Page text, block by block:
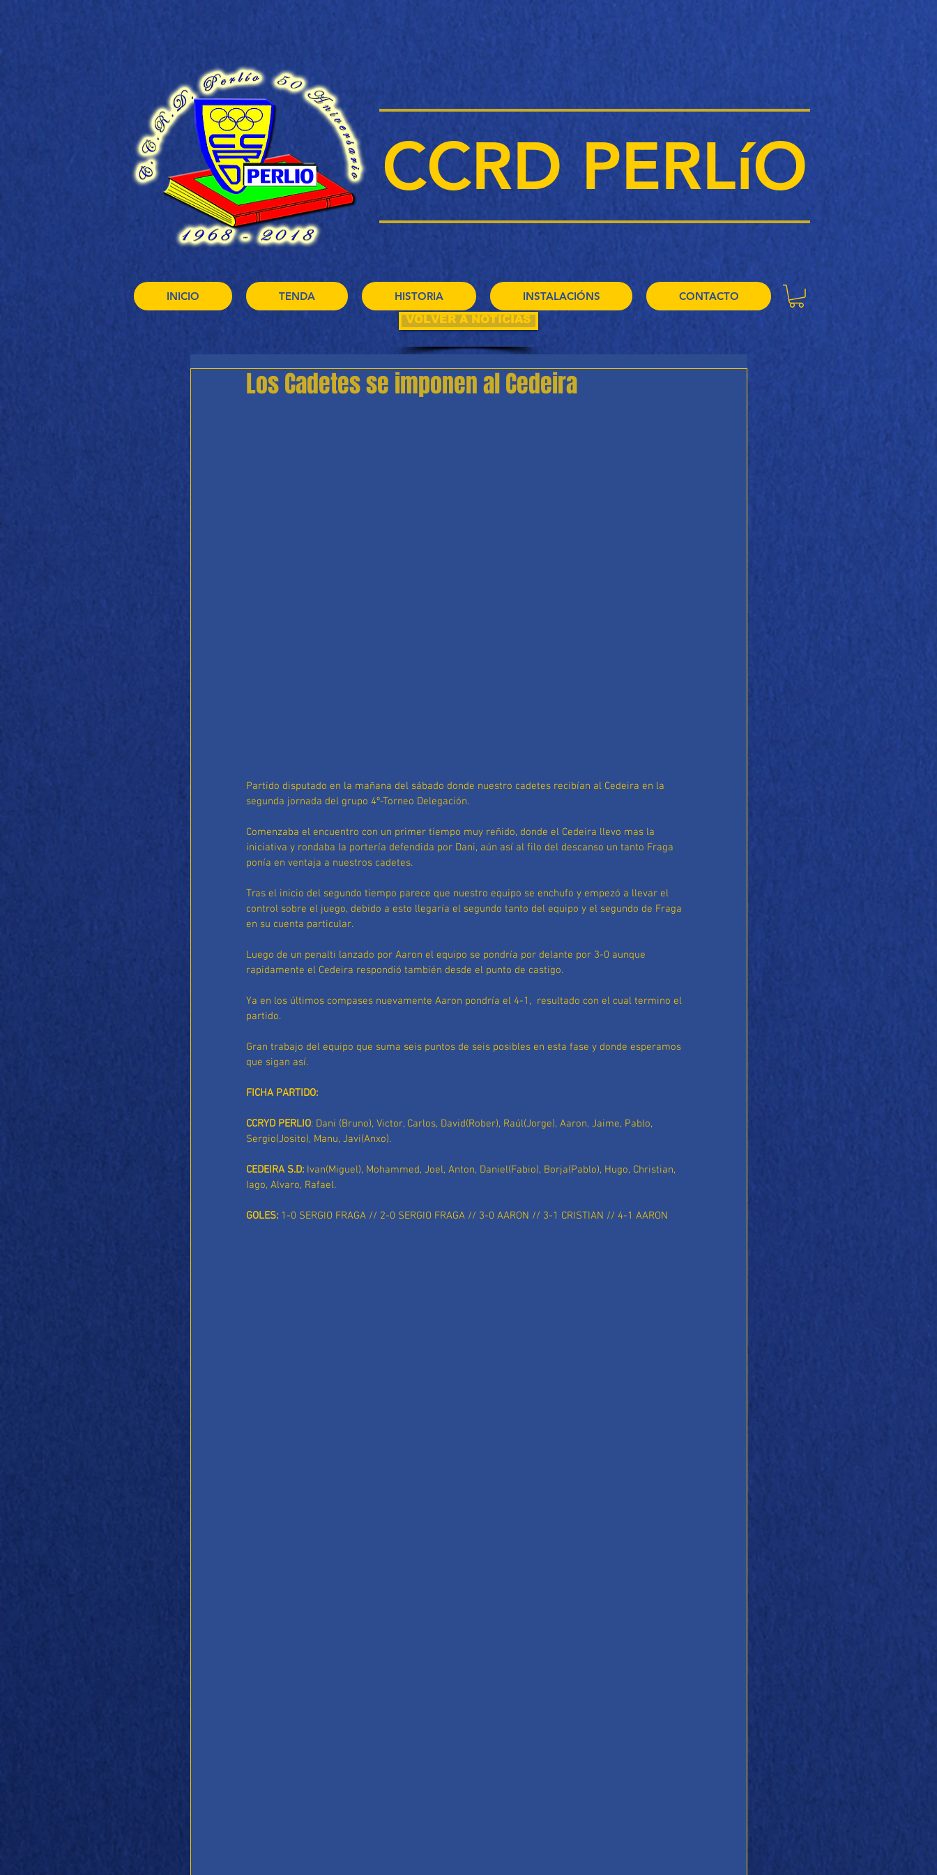
CCRD PERLíO
INICIO TENDA HISTORIA INSTALACIÓNS CONTACTO
VOLVER A NOTICIAS
Los Cadetes se imponen al Cedeira
Partido disputado en la mañana del sábado donde nuestro cadetes recibían al Cedeira en la
segunda jornada del grupo 4º-Torneo Delegación.
Comenzaba el encuentro con un primer tiempo muy reñido, donde el Cedeira llevo mas la
iniciativa y rondaba la portería defendida por Dani, aún así al filo del descanso un tanto Fraga
ponía en ventaja a nuestros cadetes.
Tras el inicio del segundo tiempo parece que nuestro equipo se enchufo y empezó a llevar el
control sobre el juego, debido a esto llegaría el segundo tanto del equipo y el segundo de Fraga
en su cuenta particular.
Luego de un penalti lanzado por Aaron el equipo se pondría por delante por 3-0 aunque
rapidamente el Cedeira respondió también desde el punto de castigo.
Ya en los últimos compases nuevamente Aaron pondría el 4-1,  resultado con el cual termino el
partido.
Gran trabajo del equipo que suma seis puntos de seis posibles en esta fase y donde esperamos
que sigan así.
FICHA PARTIDO:
CCRYD PERLIO: Dani (Bruno), Victor, Carlos, David(Rober), Raúl(Jorge), Aaron, Jaime, Pablo,
Sergio(Josito), Manu, Javi(Anxo).
CEDEIRA S.D: Ivan(Miguel), Mohammed, Joel, Anton, Daniel(Fabio), Borja(Pablo), Hugo, Christian,
Iago, Alvaro, Rafael.
GOLES: 1-0 SERGIO FRAGA // 2-0 SERGIO FRAGA // 3-0 AARON // 3-1 CRISTIAN // 4-1 AARON